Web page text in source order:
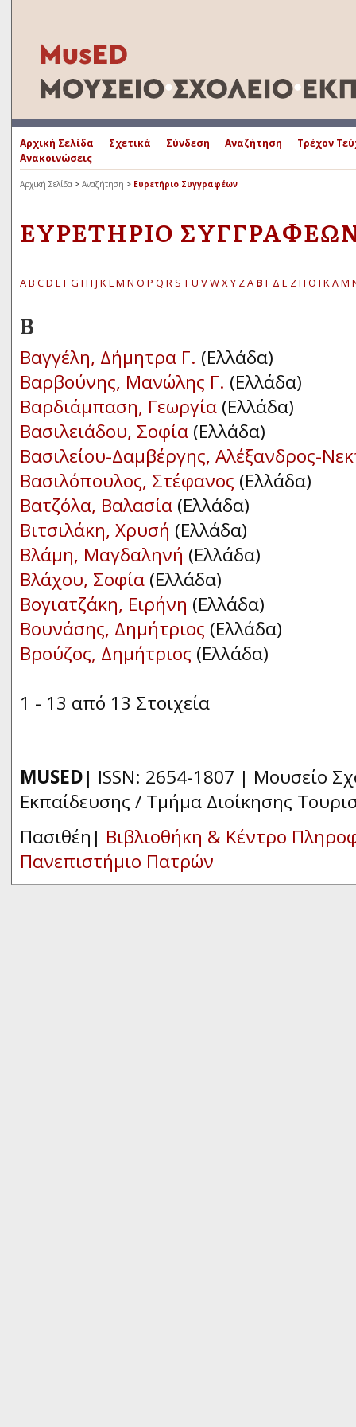
Αρχική Σελίδα Σχετικά Σύνδεση Αναζήτηση
Τρέχον
Ανακοινώσεις
Αρχική Σελίδα > Αναζήτηση > Ευρετήριο Συγγραφέων
ΕΥΡΕΤΉΡΙΟ
AB CD E FG H I J KLM N O P Q R S TU VWXY ZΑ Β Γ Δ Ε ΖΗ Θ Ι ΚΛΜ
Β
Βαγγέλη, Δήμητρα Γ. (Ελλάδα)
Βαρβούνης, Μανώλης Γ. (Ελλάδα)
Βαρδιάμπαση, Γεωργία (Ελλάδα)
Βασιλειάδου, Σοφία (Ελλάδα)
Βασιλείου-Δαμβέργης, Αλέξανδρος-
Βασιλόπουλος, Στέφανος (Ελλάδα)
Βατζόλα, Βαλασία (Ελλάδα)
Βιτσιλάκη, Χρυσή (Ελλάδα)
Βλάμη, Μαγδαληνή (Ελλάδα)
Βλάχου, Σοφία (Ελλάδα)
Βογιατζάκη, Ειρήνη (Ελλάδα)
Βουνάσης, Δημήτριος (Ελλάδα)
Βρούζος, Δημήτριος (Ελλάδα)
1 - 13 από 13 Στοιχεία
MUSED| ISSN: 2654-1807 | Μουσείο
Εκπαίδευσης / Τμήμα Διοίκησης
Πασιθέη| Βιβλιοθήκη & Κέντρο
Πανεπιστήμιο Πατρών